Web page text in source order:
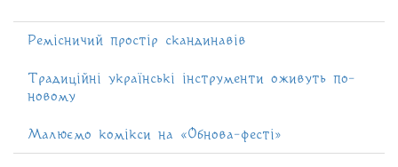
Ремісничий простір скандинавів
Традиційні українські інструменти оживуть по-
новому
Малюємо комікси на «Обнова-фесті»